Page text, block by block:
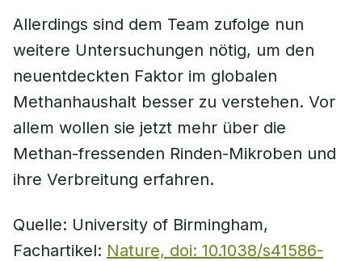
Allerdings sind dem Team zufolge nun
weitere Untersuchungen nötig, um den
neuentdeckten Faktor im globalen
Methanhaushalt besser zu verstehen. Vor
allem wollen sie jetzt mehr über die
Methan-fressenden Rinden-Mikroben und
ihre Verbreitung erfahren.
Quelle: University of Birmingham,
Fachartikel: Nature, doi: 10.1038/s41586-